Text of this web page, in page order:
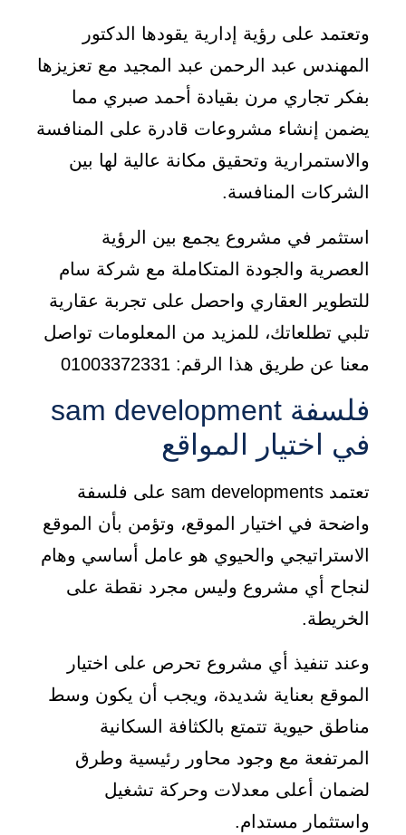
وتعتمد على رؤية إدارية يقودها الدكتور
المهندس عبد الرحمن عبد المجيد مع تعزيزها
بفكر تجاري مرن بقيادة أحمد صبري مما
يضمن إنشاء مشروعات قادرة على المنافسة
والاستمرارية وتحقيق مكانة عالية لها بين
الشركات المنافسة.
استثمر في مشروع يجمع بين الرؤية
العصرية والجودة المتكاملة مع شركة سام
للتطوير العقاري واحصل على تجربة عقارية
تلبي تطلعاتك، للمزيد من المعلومات تواصل
معنا عن طريق هذا الرقم: 01003372331
فلسفة sam development
في اختيار المواقع
تعتمد sam developments على فلسفة
واضحة في اختيار الموقع، وتؤمن بأن الموقع
الاستراتيجي والحيوي هو عامل أساسي وهام
لنجاح أي مشروع وليس مجرد نقطة على
الخريطة.
وعند تنفيذ أي مشروع تحرص على اختيار
الموقع بعناية شديدة، ويجب أن يكون وسط
مناطق حيوية تتمتع بالكثافة السكانية
المرتفعة مع وجود محاور رئيسية وطرق
لضمان أعلى معدلات وحركة تشغيل
واستثمار مستدام.